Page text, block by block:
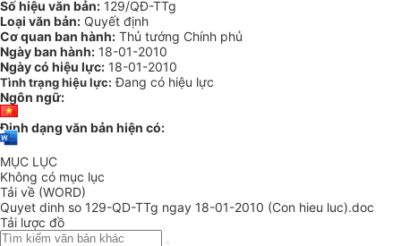
Số hiệu văn bản: 129/QĐ-TTg
Loại văn bản: Quyết định
Cơ quan ban hành: Thủ tướng Chính phủ
Ngày ban hành: 18-01-2010
Ngày có hiệu lực: 18-01-2010
Tình trạng hiệu lực: Đang có hiệu lực
Ngôn ngữ:
Định dạng văn bản hiện có:
MỤC LỤC
Không có mục lục
Tải về (WORD)
Quyet dinh so 129-QD-TTg ngay 18-01-2010 (Con hieu luc).doc
Tải lược đồ